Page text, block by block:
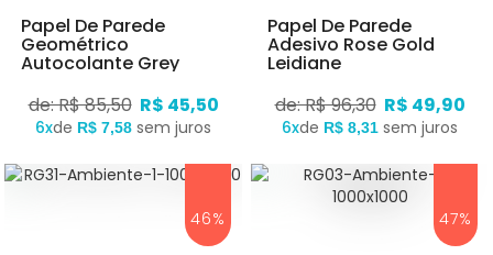
Papel De Parede
Geométrico
Autocolante Grey
de: R$ 85,50 R$ 45,50
6xde R$ 7,58 sem juros
Papel De Parede
Adesivo Rose Gold
Leidiane
de: R$ 96,30 R$ 49,90
6xde R$ 8,31 sem juros
46% 47%